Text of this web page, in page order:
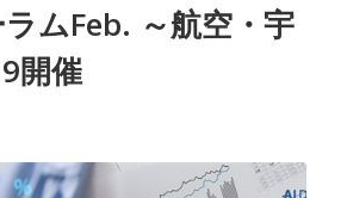
ムFeb. ～航空・宇
開催